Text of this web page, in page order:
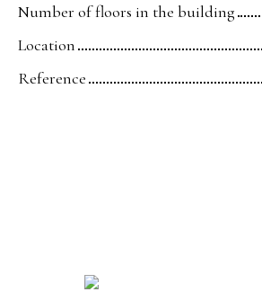
Number of floors in the building
Location
Reference